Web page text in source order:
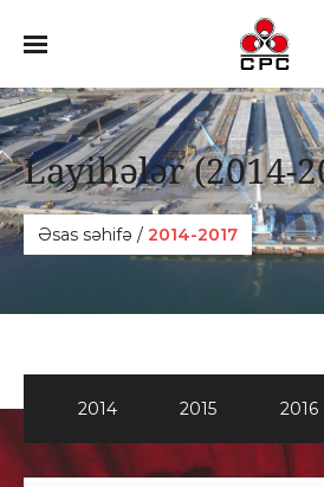
Layihələr (2014-
Əsas səhifə / 2014-2017
2014 2015 2016